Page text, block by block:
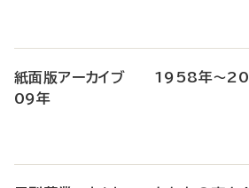
紙面版アーカイブ 1958年～20
09年